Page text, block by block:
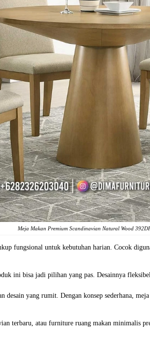
Meja Makan Premium Scandinavian Natural Wood
fungsional untuk kebutuhan harian. Cocok
ini bisa jadi pilihan yang pas. Desainnya
desain yang rumit. Dengan konsep sederhana,
terbaru, atau furniture ruang makan minimalis